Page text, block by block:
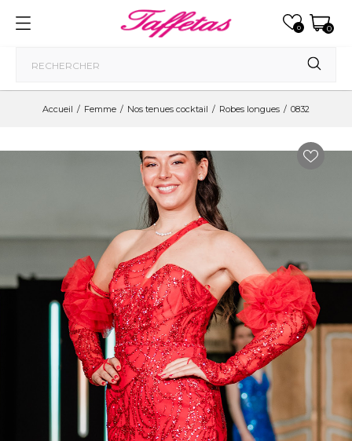
0
0
Accueil Femme Nos tenues cocktail Robes longues 0832